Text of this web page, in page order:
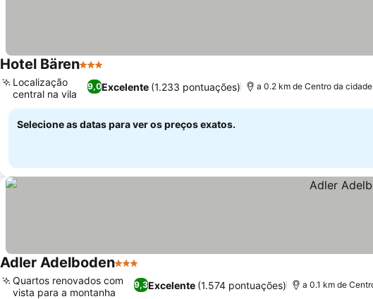
Hotel Bären3 Estrelas
9,0Excelente (1.233 pontuações)
Localização
central na vila
a 0.2 km de Centro da cidade
Selecione as datas para ver os preços exatos.
Adler Adelboden3 Estrelas
9,3Excelente (1.574 pontuações)
Quartos renovados com
vista para a montanha
a 0.1 km de